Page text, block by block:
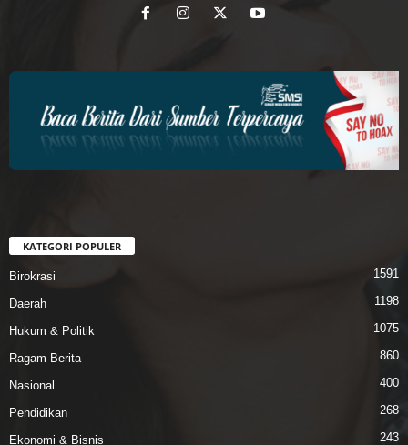
KATEGORI POPULER
Birokrasi 1591
Daerah 1198
Hukum & Politik 1075
Ragam Berita 860
Nasional 400
Pendidikan 268
Ekonomi & Bisnis 243